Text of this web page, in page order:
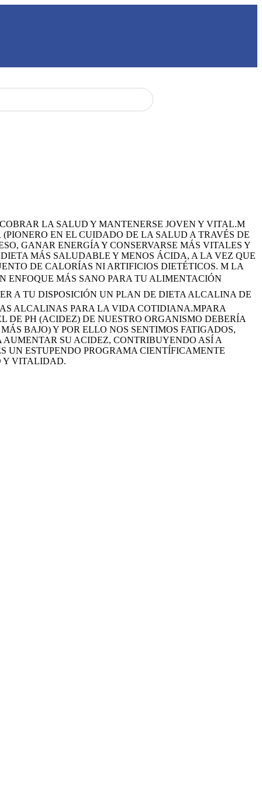
LA SALUD Y MANTENERSE JOVEN Y VITAL.M
EN EL CUIDADO DE LA SALUD A TRAVÉS DE
GANAR ENERGÍA Y CONSERVARSE MÁS VITALES Y
MÁS SALUDABLE Y MENOS ÁCIDA, A LA VEZ QUE
DE CALORÍAS NI ARTIFICIOS DIETÉTICOS. M LA
ENFOQUE MÁS SANO PARA TU ALIMENTACIÓN
A TU DISPOSICIÓN UN PLAN DE DIETA ALCALINA DE
ALCALINAS PARA LA VIDA COTIDIANA.MPARA
DE PH (ACIDEZ) DE NUESTRO ORGANISMO DEBERÍA
BAJO) Y POR ELLO NOS SENTIMOS FATIGADOS,
AUMENTAR SU ACIDEZ, CONTRIBUYENDO ASÍ A
UN ESTUPENDO PROGRAMA CIENTÍFICAMENTE
Y VITALIDAD.